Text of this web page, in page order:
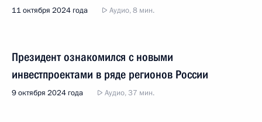
11 октября 2024 года Аудио, 8 мин.
Президент ознакомился с новыми
инвестпроектами в ряде регионов России
9 октября 2024 года Аудио, 37 мин.